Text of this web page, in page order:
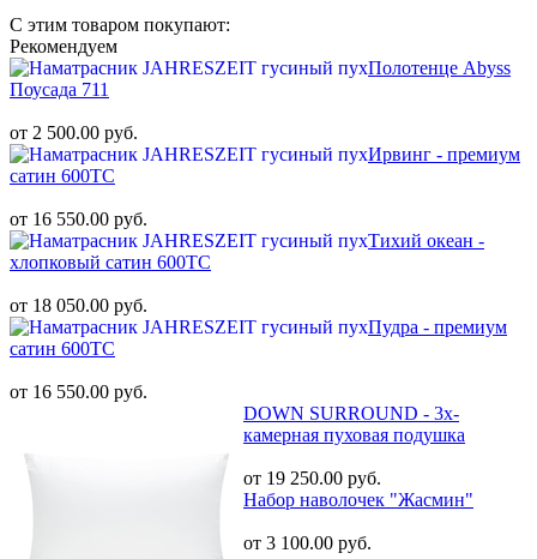
С этим товаром покупают:
Рекомендуем
Полотенце Abyss
Поусада 711
от 2 500.00 руб.
Ирвинг - премиум
сатин 600ТС
от 16 550.00 руб.
Тихий океан -
хлопковый сатин 600ТС
от 18 050.00 руб.
Пудра - премиум
сатин 600ТС
от 16 550.00 руб.
DOWN SURROUND - 3х-
камерная пуховая подушка
от 19 250.00 руб.
Набор наволочек "Жасмин"
от 3 100.00 руб.